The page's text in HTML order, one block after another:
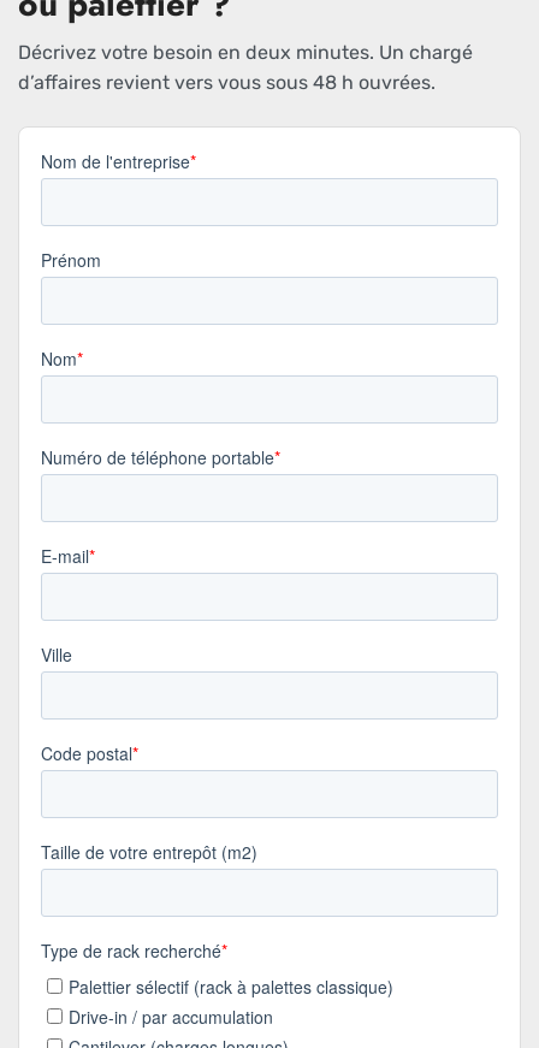
Décrivez votre besoin en deux minutes. Un chargé
d’affaires revient vers vous sous 48 h ouvrées.